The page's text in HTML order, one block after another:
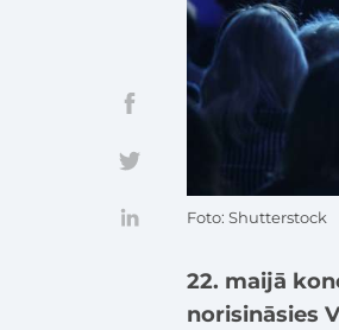
22. maijā
norisināsies
Foto: Shutterstock